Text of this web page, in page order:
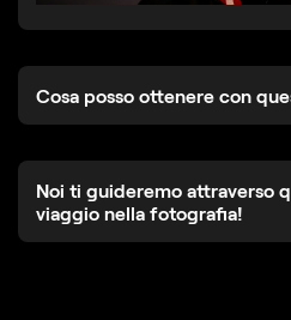
Cosa posso ottenere con
Noi ti guideremo attraverso
viaggio nella fotografia!